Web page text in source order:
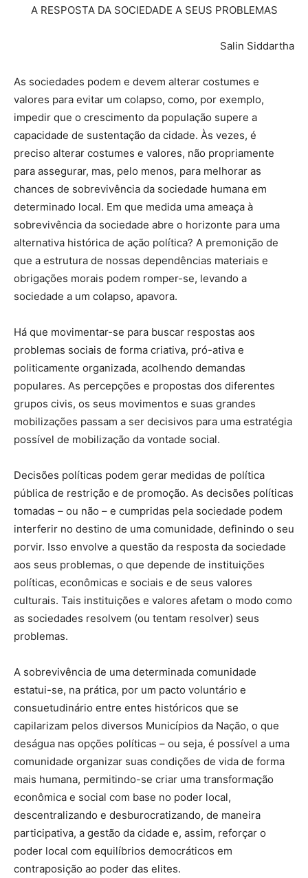
A RESPOSTA DA SOCIEDADE A SEUS PROBLEMAS
Salin Siddartha
As sociedades podem e devem alterar costumes e
valores para evitar um colapso, como, por exemplo,
impedir que o crescimento da população supere a
capacidade de sustentação da cidade. Às vezes, é
preciso alterar costumes e valores, não propriamente
para assegurar, mas, pelo menos, para melhorar as
chances de sobrevivência da sociedade humana em
determinado local. Em que medida uma ameaça à
sobrevivência da sociedade abre o horizonte para uma
alternativa histórica de ação política? A premonição de
que a estrutura de nossas dependências materiais e
obrigações morais podem romper-se, levando a
sociedade a um colapso, apavora.
Há que movimentar-se para buscar respostas aos
problemas sociais de forma criativa, pró-ativa e
politicamente organizada, acolhendo demandas
populares. As percepções e propostas dos diferentes
grupos civis, os seus movimentos e suas grandes
mobilizações passam a ser decisivos para uma estratégia
possível de mobilização da vontade social.
Decisões políticas podem gerar medidas de política
pública de restrição e de promoção. As decisões políticas
tomadas – ou não – e cumpridas pela sociedade podem
interferir no destino de uma comunidade, definindo o seu
porvir. Isso envolve a questão da resposta da sociedade
aos seus problemas, o que depende de instituições
políticas, econômicas e sociais e de seus valores
culturais. Tais instituições e valores afetam o modo como
as sociedades resolvem (ou tentam resolver) seus
problemas.
A sobrevivência de uma determinada comunidade
estatui-se, na prática, por um pacto voluntário e
consuetudinário entre entes históricos que se
capilarizam pelos diversos Municípios da Nação, o que
deságua nas opções políticas – ou seja, é possível a uma
comunidade organizar suas condições de vida de forma
mais humana, permitindo-se criar uma transformação
econômica e social com base no poder local,
descentralizando e desburocratizando, de maneira
participativa, a gestão da cidade e, assim, reforçar o
poder local com equilíbrios democráticos em
contraposição ao poder das elites.